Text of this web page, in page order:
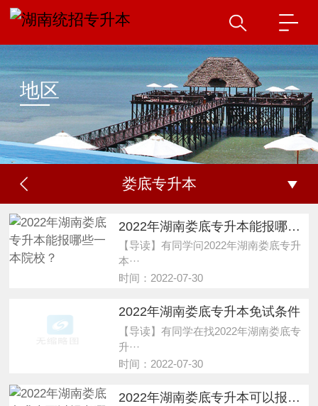
地区
娄底专升本
2022年湖南娄底专升本能报哪些一本院校？
【导读】有同学问2022年湖南娄底专升
本···
时间：2022-07-30
2022年湖南娄底专升本免试条件
【导读】有同学在找2022年湖南娄底专
升···
时间：2022-07-30
2022年湖南娄底专升本可以报考哪些本科院校？